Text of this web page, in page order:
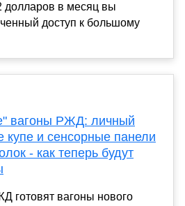
долларов в месяц вы
доступ к большому
вагоны РЖД: личный
и сенсорные панели
- как теперь будут
готовят вагоны нового